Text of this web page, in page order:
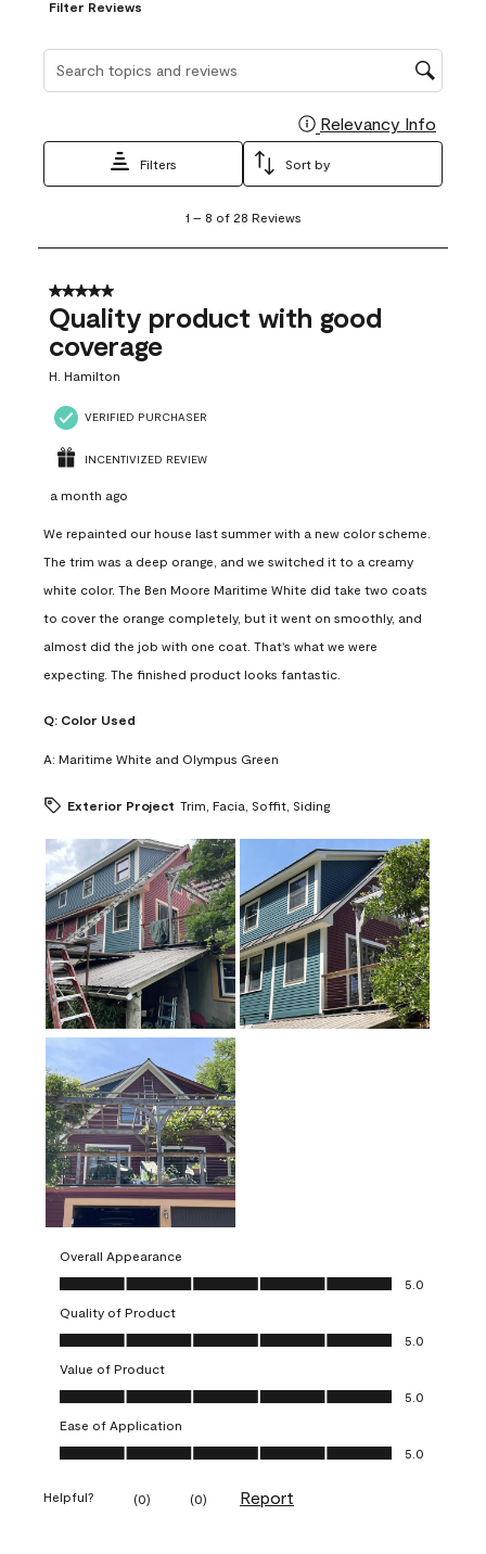
Filter Reviews
Search topics and reviews search region
Relevancy Info
Filters Sort by
8
28
Reviews
1 – 8 of 28 Reviews
5 out of 5 stars.
Quality product with good
coverage
H. Hamilton
VERIFIED PURCHASER
INCENTIVIZED REVIEW
a month ago
We repainted our house last summer with a new color scheme.
The trim was a deep orange, and we switched it to a creamy
white color. The Ben Moore Maritime White did take two coats
to cover the orange completely, but it went on smoothly, and
almost did the job with one coat. That's what we were
expecting. The finished product looks fantastic.
Q: Color Used
A: Maritime White and Olympus Green
Exterior Project Trim, Facia, Soffit, Siding
Overall Appearance
Overall Appearance, 5.0 out of 5
5.0
Quality of Product
Quality of Product, 5.0 out of 5
5.0
Value of Product
Value of Product, 5.0 out of 5
5.0
Ease of Application
Ease of Application, 5.0 out of 5
5.0
Helpful? (0) (0) Report